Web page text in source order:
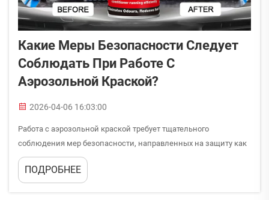
Какие Меры Безопасности Следует
Соблюдать При Работе С
Аэрозольной Краской?
2026-04-06 16:03:00
Работа с аэрозольной краской требует тщательного
соблюдения мер безопасности, направленных на защиту как
вашего здоровья, так и окружающей среды. Независимо от
того, являетесь ли вы профессиональным подрядчиком,
ПОДРОБНЕЕ